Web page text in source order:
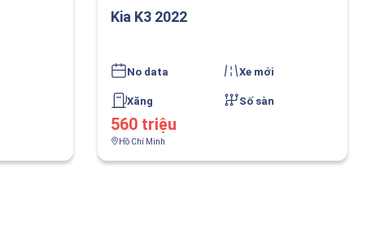
Kia K3 2022
No data Xe mới
Xăng Số sàn
560 triệu
Hồ Chí Minh